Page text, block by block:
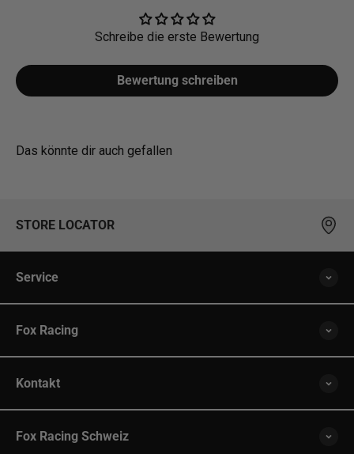
Schreibe die erste Bewertung
Bewertung schreiben
Das könnte dir auch gefallen
STORE LOCATOR
Service
Fox Racing
Kontakt
Fox Racing Schweiz